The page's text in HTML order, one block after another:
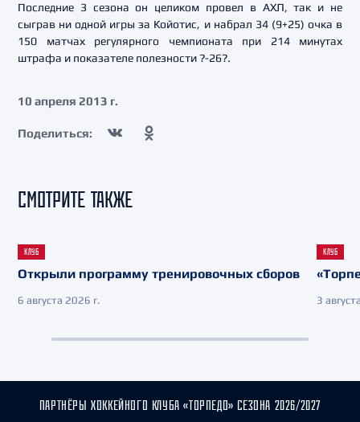
Последние 3 сезона он целиком провел в АХЛ, так и не
сыграв ни одной игры за Койотис, и набрал 34 (9+25) очка в
150 матчах регулярного чемпионата при 214 минутах
штрафа и показателе полезности ?-26?.
10 апреля 2013 г.
Поделиться:
СМОТРИТЕ ТАКЖЕ
КЛУБ
Открыли программу тренировочных сборов
6 августа 2026 г.
КЛУБ
3
ПАРТНЁРЫ ХОККЕЙНОГО КЛУБА «ТОРПЕДО» СЕЗОНА 2026/2027